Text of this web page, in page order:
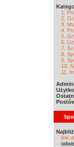
1.
2.
3.
4.
5.
6.
7.
8.
9.
10.
11.
link